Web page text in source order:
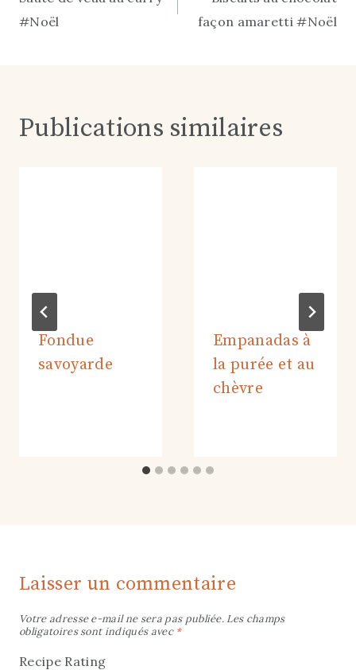
de
#Noël
façon amaretti #Noël
Publications similaires
Fondue
savoyarde
Empanadas à
la purée et au
chèvre
Laisser un commentaire
Votre adresse e-mail ne sera pas publiée. Les champs
obligatoires sont indiqués avec *
Recipe Rating